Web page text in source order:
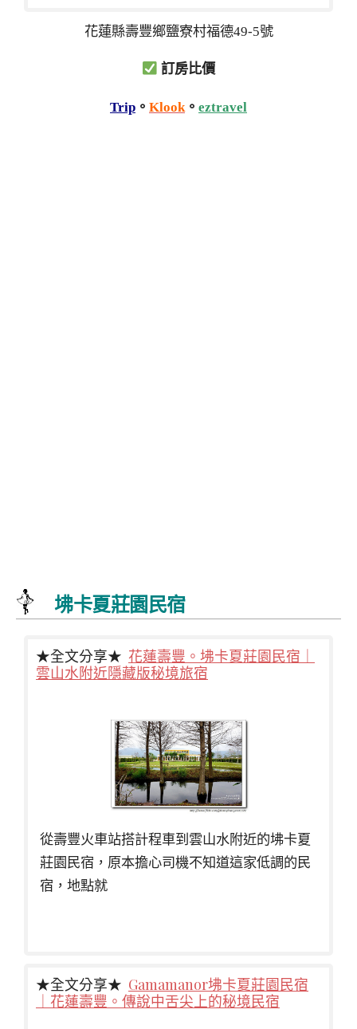
花蓮縣壽豐鄉鹽寮村福德49-5號
訂房比價
Trip 。 Klook。 eztravel
坲卡夏莊園民宿
★全文分享★ 花蓮壽豐。坲卡夏莊園民宿｜
雲山水附近隱藏版秘境旅宿
從壽豐火車站搭計程車到雲山水附近的坲卡夏
莊園民宿，原本擔心司機不知道這家低調的民
宿，地點就
★全文分享★ Gamamanor坲卡夏莊園民宿
｜花蓮壽豐。傳說中舌尖上的秘境民宿